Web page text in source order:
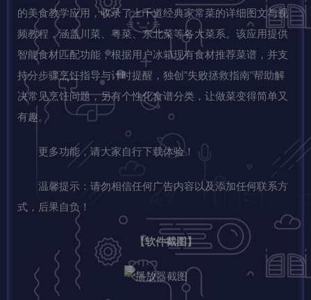
的美食教学应用，收录了上千道经典家常菜的详细图文与视
频教程，涵盖川菜、粤菜、东北菜等各大菜系。该应用提供
智能食材匹配功能，根据用户冰箱现有食材推荐菜谱，并支
持分步骤烹饪指导与计时提醒，独创”失败拯救指南”帮助解
决常见烹饪问题，另有个性化食谱分类，让做菜变得简单又
有趣。
更多功能，请大家自行下载体验！
温馨提示：请勿相信任何广告内容以及添加任何联系方
式，后果自负！
【软件截图】